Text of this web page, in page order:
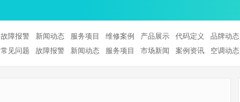
故障报警 新闻动态 服务项目 维修案例 产品展示 代码定义 品牌动态
常见问题 故障报警 新闻动态 服务项目 市场新闻 案例资讯 空调动态